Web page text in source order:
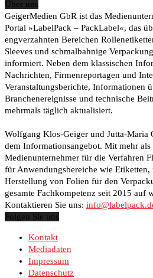
Über uns
GeigerMedien GbR ist das
Portal »LabelPack – PackLabel«, das
engverzahnten Bereichen
Sleeves und schmalbahnige
informiert. Neben dem klassischen
Nachrichten, Firmenreportagen und
Veranstaltungsberichte, Informationen
Branchenereignisse und technische
mehrmals täglich aktualisiert.
Wolfgang Klos-Geiger und Jutta-Maria
dem Informationsangebot. Mit mehr
Medienunternehmer für die Verfahren
für Anwendungsbereiche wie
Herstellung von Folien für den
gesamte Fachkompetenz seit 2015 auf
Kontaktieren Sie uns:
Folgen Sie uns
Kontakt
Mediadaten
Impressum
Datenschutz